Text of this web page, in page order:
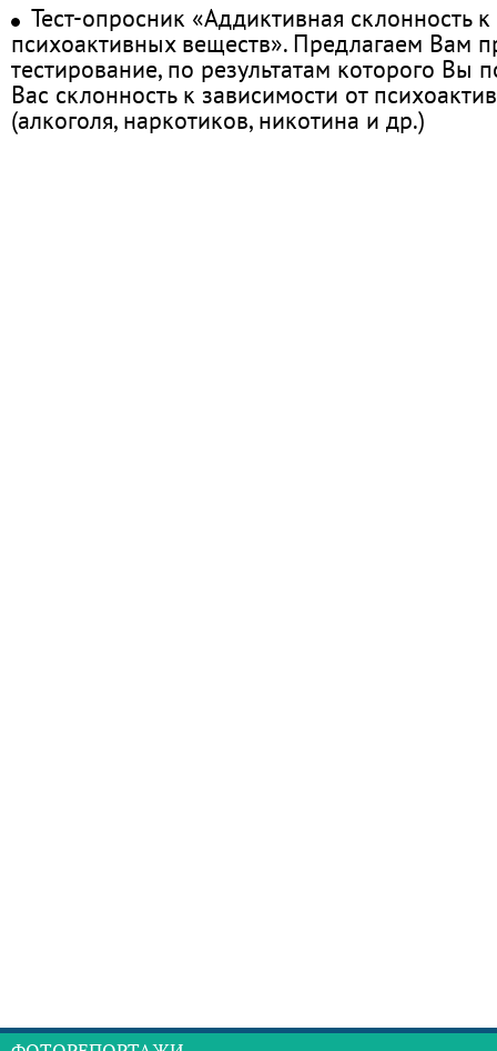
Тест-опросник «Аддиктивная склонность
психоактивных веществ». Предлагаем Вам
тестирование, по результатам которого Вы
Вас склонность к зависимости от
(алкоголя, наркотиков, никотина и др.)